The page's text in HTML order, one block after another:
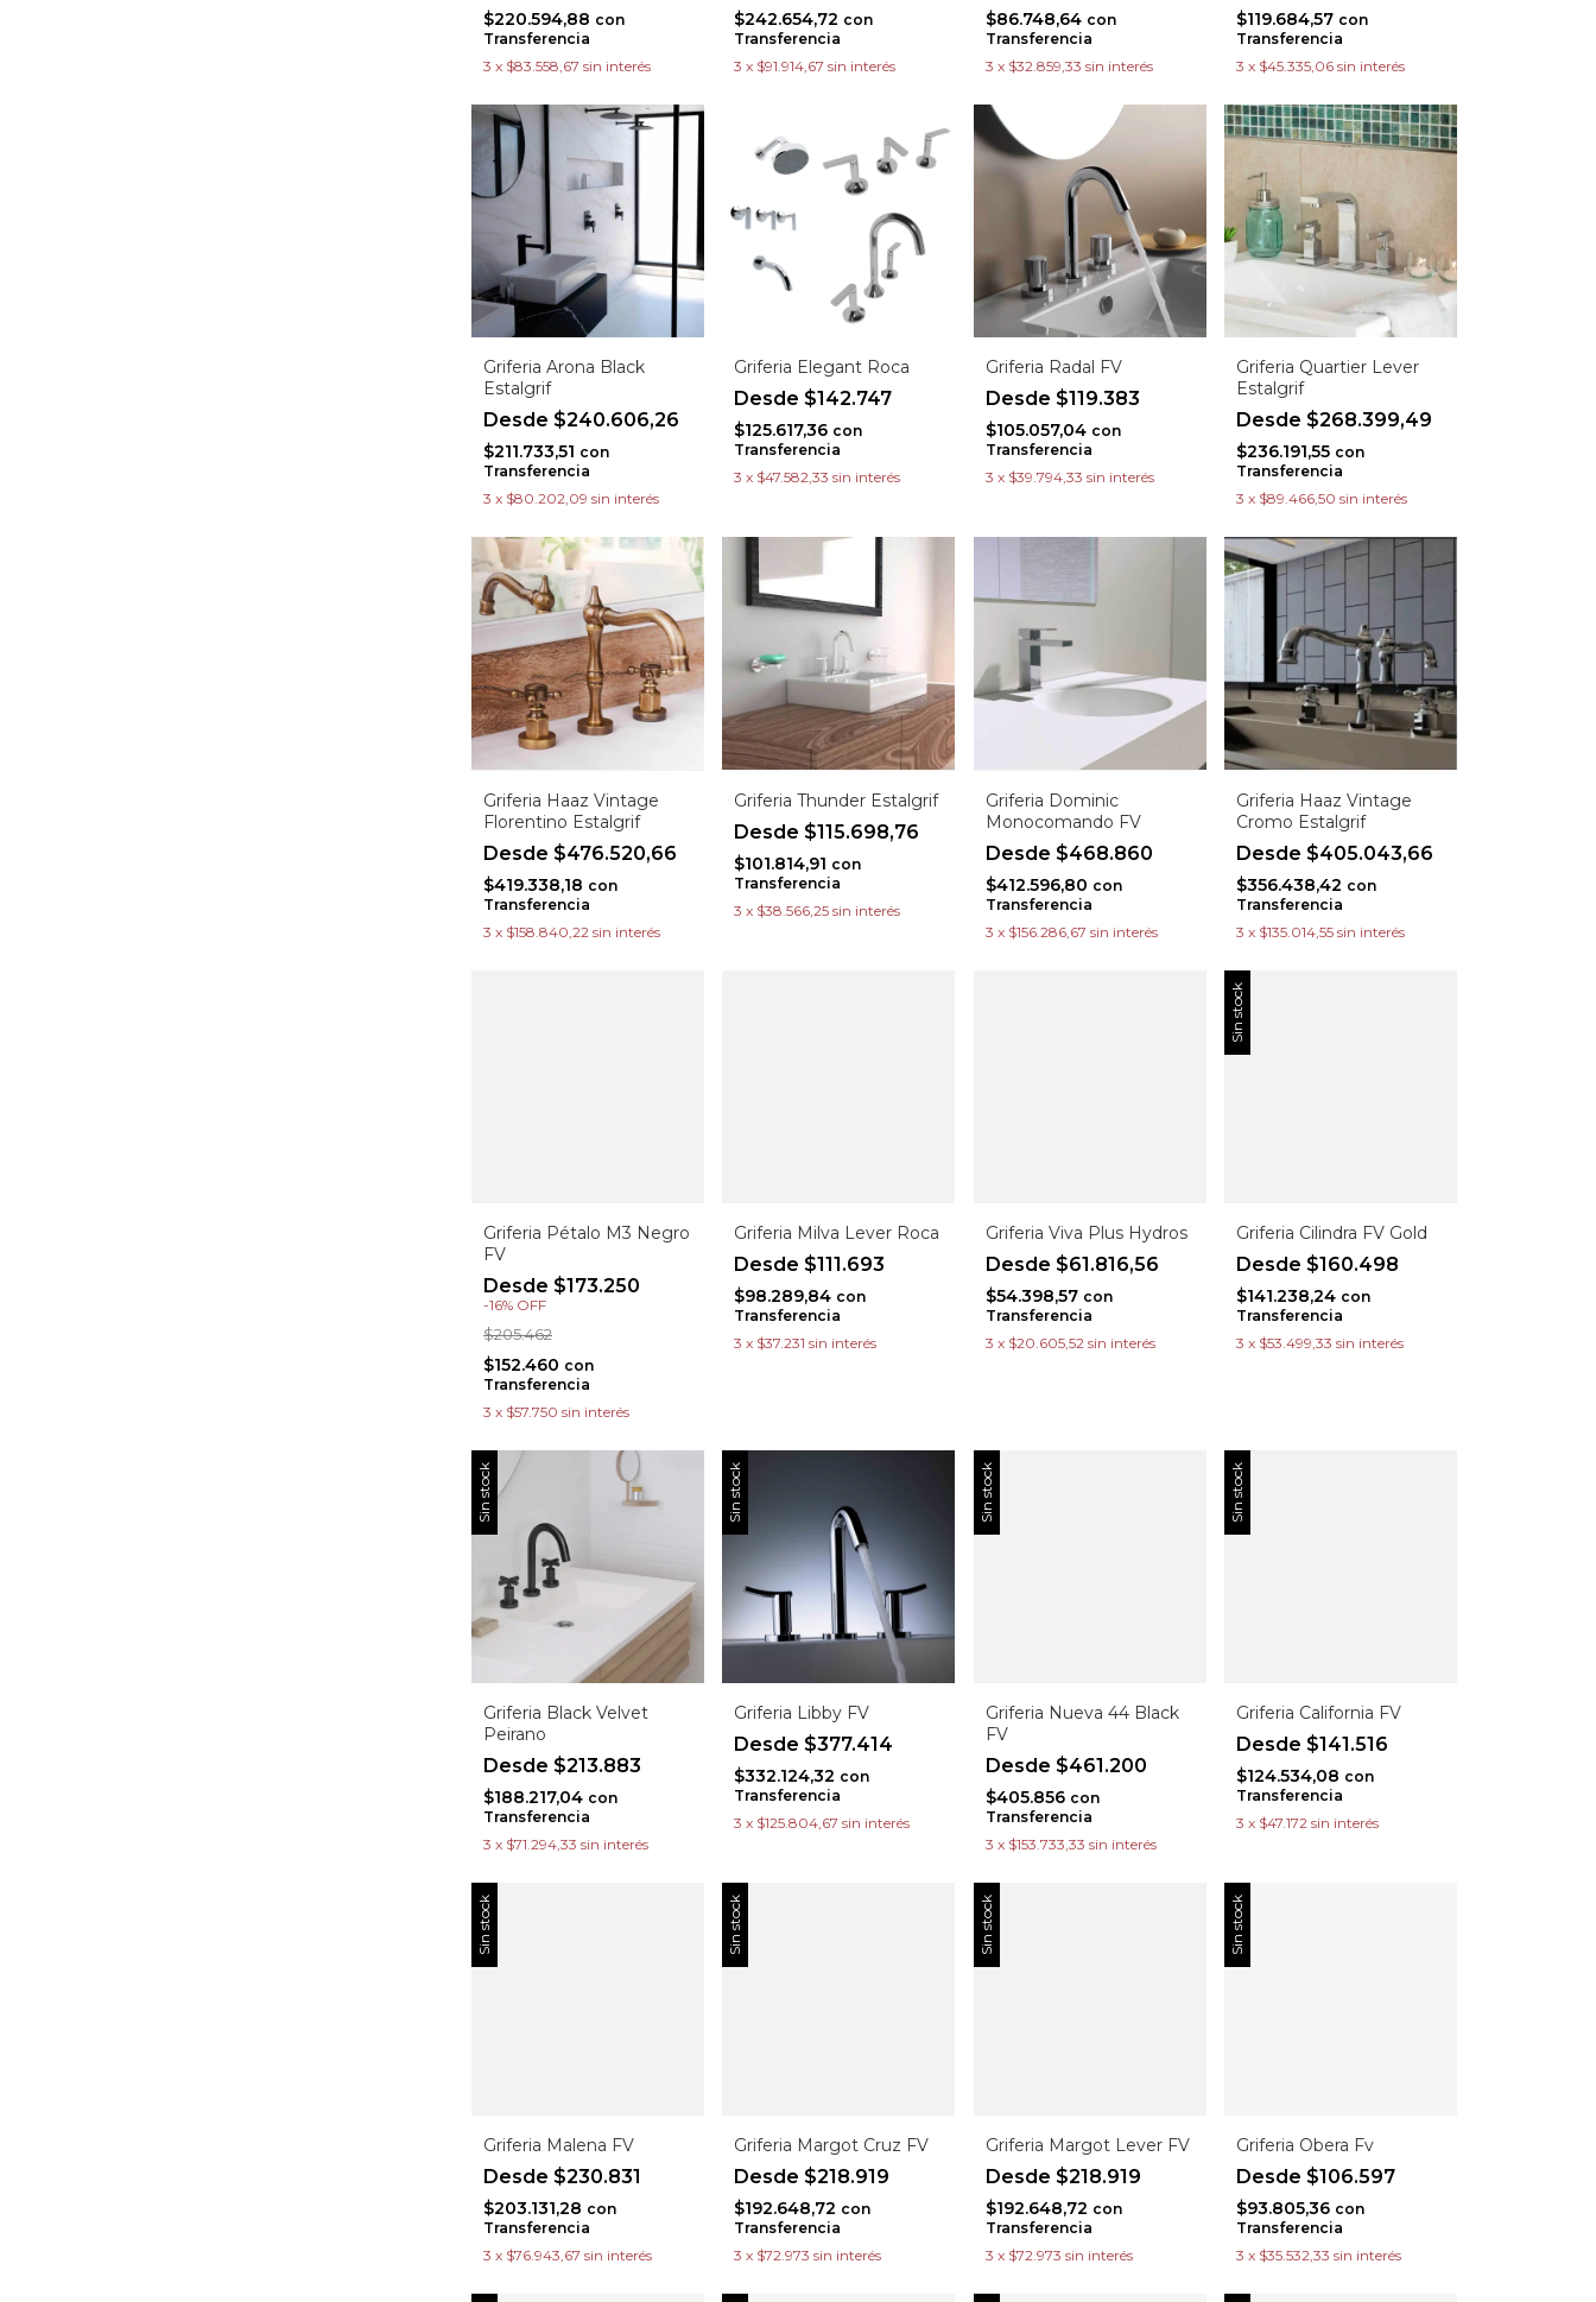
$220.594,88 con
Transferencia
3 x $83.558,67 sin interés
$242.654,72 con
Transferencia
3 x $91.914,67 sin interés
$86.748,64 con
Transferencia
3 x $32.859,33 sin interés
$119.684,57 con
Transferencia
3 x $45.335,06 sin interés
Griferia Arona Black
Estalgrif
$240.606,26
$211.733,51 con
Transferencia
3 x $80.202,09 sin interés
Griferia Elegant Roca
$142.747
$125.617,36 con
Transferencia
3 x $47.582,33 sin interés
Griferia Radal FV
$119.383
$105.057,04 con
Transferencia
3 x $39.794,33 sin interés
Griferia Quartier Lever
Estalgrif
$268.399,49
$236.191,55 con
Transferencia
3 x $89.466,50 sin interés
Griferia Haaz Vintage
Florentino Estalgrif
$476.520,66
$419.338,18 con
Transferencia
3 x $158.840,22 sin interés
Griferia Thunder Estalgrif
$115.698,76
$101.814,91 con
Transferencia
3 x $38.566,25 sin interés
Griferia Dominic
Monocomando FV
$468.860
$412.596,80 con
Transferencia
3 x $156.286,67 sin interés
Griferia Haaz Vintage
Cromo Estalgrif
$405.043,66
$356.438,42 con
Transferencia
3 x $135.014,55 sin interés
Griferia Pétalo M3 Negro
FV
$173.250
-16% OFF
$205.462
$152.460 con
Transferencia
3 x $57.750 sin interés
Griferia Milva Lever Roca
$111.693
$98.289,84 con
Transferencia
3 x $37.231 sin interés
Griferia Viva Plus Hydros
$61.816,56
$54.398,57 con
Transferencia
3 x $20.605,52 sin interés
Sin stock
Griferia Cilindra FV Gold
$160.498
$141.238,24 con
Transferencia
3 x $53.499,33 sin interés
Sin stock
Griferia Black Velvet
Peirano
$213.883
$188.217,04 con
Transferencia
3 x $71.294,33 sin interés
Sin stock
Griferia Libby FV
$377.414
$332.124,32 con
Transferencia
3 x $125.804,67 sin interés
Sin stock
Griferia Nueva 44 Black
FV
$461.200
$405.856 con
Transferencia
3 x $153.733,33 sin interés
Sin stock
Griferia California FV
$141.516
$124.534,08 con
Transferencia
3 x $47.172 sin interés
Sin stock
Griferia Malena FV
$230.831
$203.131,28 con
Transferencia
3 x $76.943,67 sin interés
Sin stock
Griferia Margot Cruz FV
$218.919
$192.648,72 con
Transferencia
3 x $72.973 sin interés
Sin stock
Griferia Margot Lever FV
$218.919
$192.648,72 con
Transferencia
3 x $72.973 sin interés
Sin stock
Griferia Obera Fv
$106.597
$93.805,36 con
Transferencia
3 x $35.532,33 sin interés